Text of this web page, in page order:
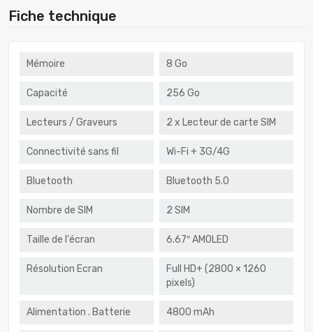
Fiche technique
Mémoire 8 Go
Capacité 256 Go
Lecteurs / Graveurs 2 x Lecteur de carte SIM
Connectivité sans fil Wi-Fi + 3G/4G
Bluetooth Bluetooth 5.0
Nombre de SIM 2 SIM
Taille de l'écran 6.67″ AMOLED
Résolution Ecran
Full HD+ (2800 × 1260
pixels)
Alimentation . Batterie 4800 mAh